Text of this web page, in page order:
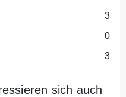
3
0
3
sich auch